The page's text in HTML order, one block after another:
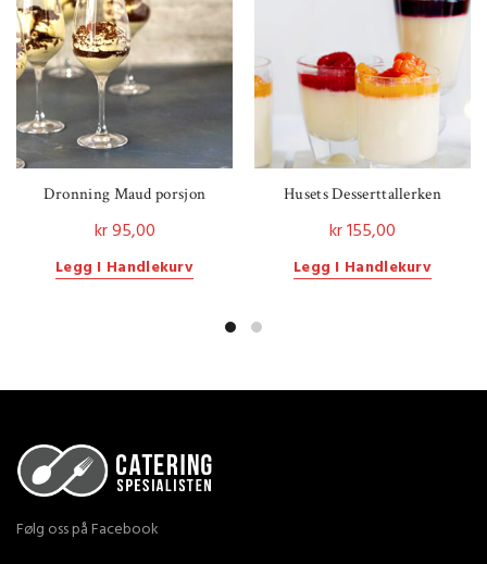
Dronning Maud porsjon
kr95,00
Legg I Handlekurv
Husets Desserttallerken
kr155,00
Legg I Handlekurv
Følg oss på Facebook